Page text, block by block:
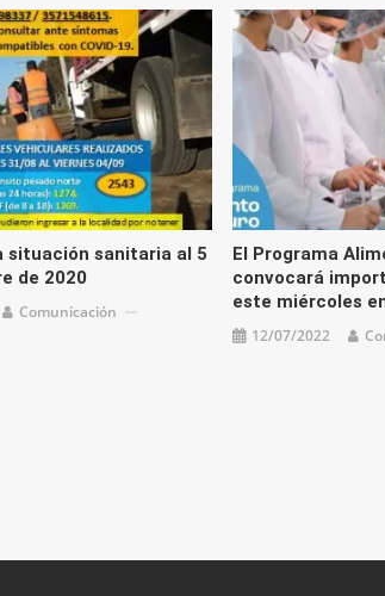
situación sanitaria al 5
de 2020
Comunicación
El Programa
convocará
este miércoles
12/07/2022